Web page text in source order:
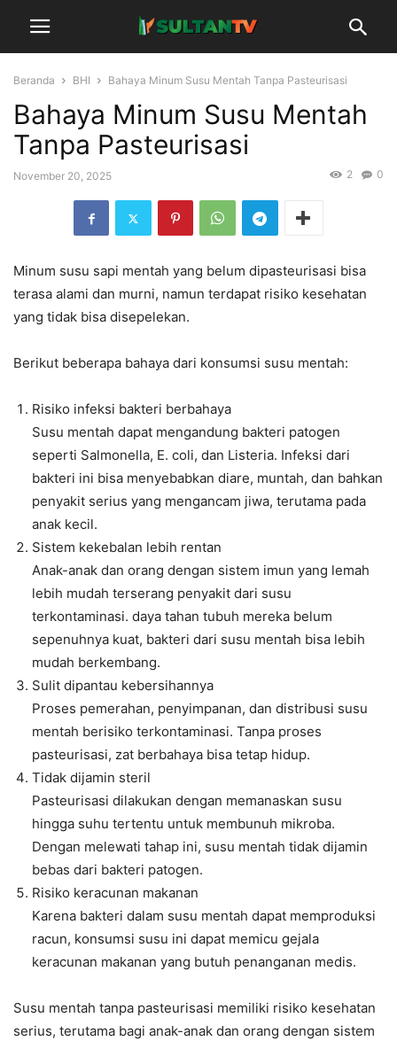
Beranda BHI Bahaya Minum Susu Mentah Tanpa Pasteurisasi
Bahaya Minum Susu Mentah
Tanpa Pasteurisasi
November 20, 2025 0
2
Minum susu sapi mentah yang belum dipasteurisasi bisa
terasa alami dan murni, namun terdapat risiko kesehatan
yang tidak bisa disepelekan.
Berikut beberapa bahaya dari konsumsi susu mentah:
Risiko infeksi bakteri berbahaya
Susu mentah dapat mengandung bakteri patogen
seperti Salmonella, E. coli, dan Listeria. Infeksi dari
bakteri ini bisa menyebabkan diare, muntah, dan bahkan
penyakit serius yang mengancam jiwa, terutama pada
anak kecil.
Sistem kekebalan lebih rentan
Anak-anak dan orang dengan sistem imun yang lemah
lebih mudah terserang penyakit dari susu
terkontaminasi. daya tahan tubuh mereka belum
sepenuhnya kuat, bakteri dari susu mentah bisa lebih
mudah berkembang.
Sulit dipantau kebersihannya
Proses pemerahan, penyimpanan, dan distribusi susu
mentah berisiko terkontaminasi. Tanpa proses
pasteurisasi, zat berbahaya bisa tetap hidup.
Tidak dijamin steril
Pasteurisasi dilakukan dengan memanaskan susu
hingga suhu tertentu untuk membunuh mikroba.
Dengan melewati tahap ini, susu mentah tidak dijamin
bebas dari bakteri patogen.
Risiko keracunan makanan
Karena bakteri dalam susu mentah dapat memproduksi
racun, konsumsi susu ini dapat memicu gejala
keracunan makanan yang butuh penanganan medis.
Susu mentah tanpa pasteurisasi memiliki risiko kesehatan
serius, terutama bagi anak-anak dan orang dengan sistem